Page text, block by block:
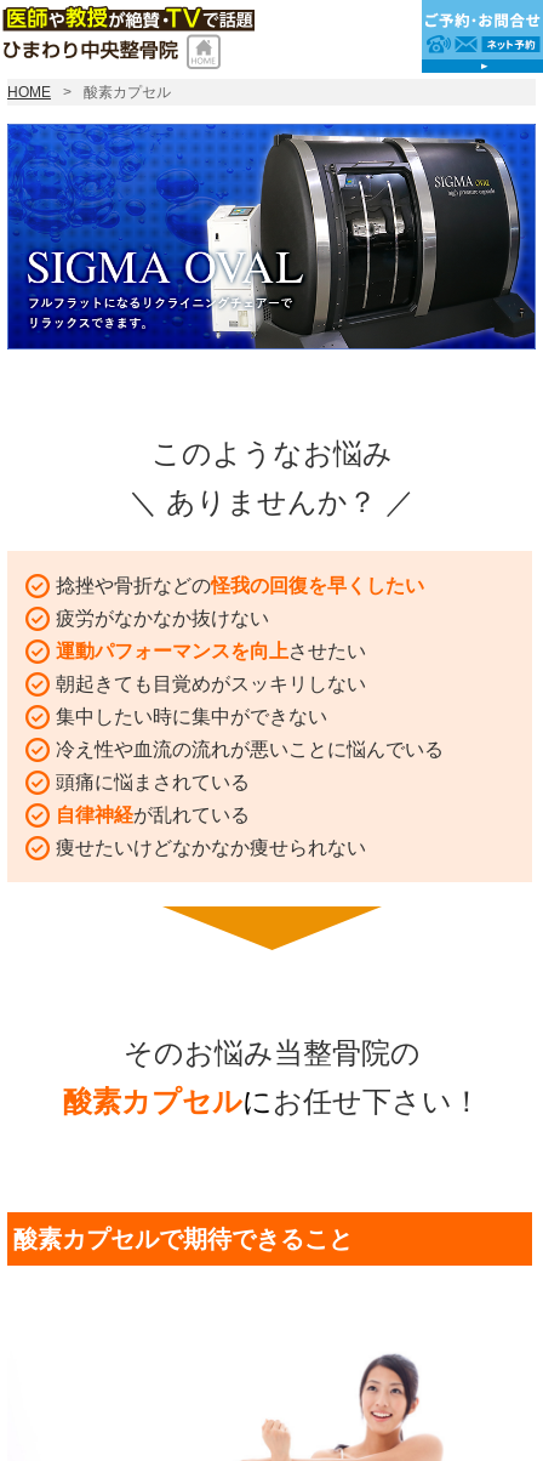
HOME 酸素カプセル
このようなお悩み
＼ ありませんか？ ／
捻挫や骨折などの怪我の回復を早くしたい
疲労がなかなか抜けない
運動パフォーマンスを向上させたい
朝起きても目覚めがスッキリしない
集中したい時に集中ができない
冷え性や血流の流れが悪いことに悩んでいる
頭痛に悩まされている
自律神経が乱れている
痩せたいけどなかなか痩せられない
そのお悩み当整骨院の
酸素カプセルにお任せ下さい！
酸素カプセルで期待できること